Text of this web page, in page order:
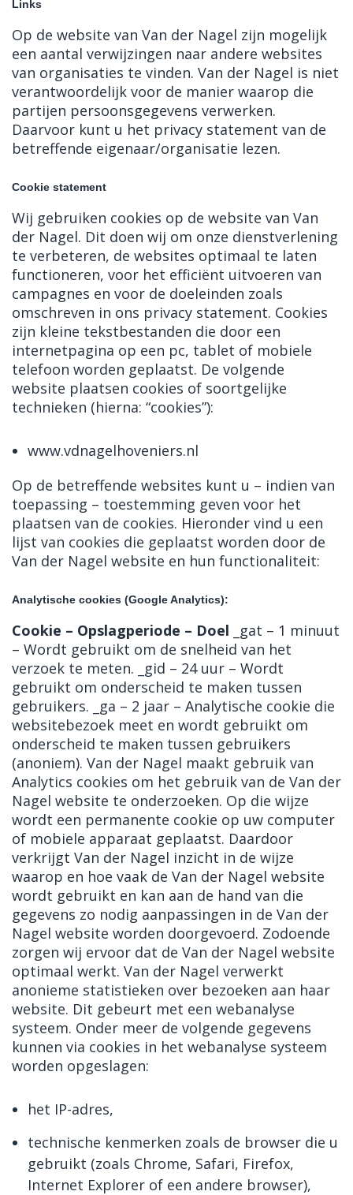
Links
Op de website van Van der Nagel zijn mogelijk
een aantal verwijzingen naar andere websites
van organisaties te vinden. Van der Nagel is niet
verantwoordelijk voor de manier waarop die
partijen persoonsgegevens verwerken.
Daarvoor kunt u het privacy statement van de
betreffende eigenaar/organisatie lezen.
Cookie statement
Wij gebruiken cookies op de website van Van
der Nagel. Dit doen wij om onze dienstverlening
te verbeteren, de websites optimaal te laten
functioneren, voor het efficiënt uitvoeren van
campagnes en voor de doeleinden zoals
omschreven in ons privacy statement. Cookies
zijn kleine tekstbestanden die door een
internetpagina op een pc, tablet of mobiele
telefoon worden geplaatst. De volgende
website plaatsen cookies of soortgelijke
technieken (hierna: “cookies”):
www.vdnagelhoveniers.nl
Op de betreffende websites kunt u – indien van
toepassing – toestemming geven voor het
plaatsen van de cookies. Hieronder vind u een
lijst van cookies die geplaatst worden door de
Van der Nagel website en hun functionaliteit:
Analytische cookies (Google Analytics):
Cookie – Opslagperiode – Doel
_gat – 1 minuut
– Wordt gebruikt om de snelheid van het
verzoek te meten. _gid – 24 uur – Wordt
gebruikt om onderscheid te maken tussen
gebruikers. _ga – 2 jaar – Analytische cookie die
websitebezoek meet en wordt gebruikt om
onderscheid te maken tussen gebruikers
(anoniem). Van der Nagel maakt gebruik van
Analytics cookies om het gebruik van de Van der
Nagel website te onderzoeken. Op die wijze
wordt een permanente cookie op uw computer
of mobiele apparaat geplaatst. Daardoor
verkrijgt Van der Nagel inzicht in de wijze
waarop en hoe vaak de Van der Nagel website
wordt gebruikt en kan aan de hand van die
gegevens zo nodig aanpassingen in de Van der
Nagel website worden doorgevoerd. Zodoende
zorgen wij ervoor dat de Van der Nagel website
optimaal werkt. Van der Nagel verwerkt
anonieme statistieken over bezoeken aan haar
website. Dit gebeurt met een webanalyse
systeem. Onder meer de volgende gegevens
kunnen via cookies in het webanalyse systeem
worden opgeslagen:
het IP-adres,
technische kenmerken zoals de browser die u
gebruikt (zoals Chrome, Safari, Firefox,
Internet Explorer of een andere browser),